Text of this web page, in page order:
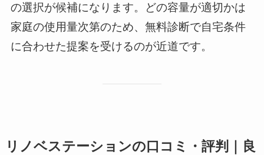
の選択が候補になります。どの容量が適切かは
家庭の使用量次第のため、無料診断で自宅条件
に合わせた提案を受けるのが近道です。
リノベステーションの口コミ・評判｜良